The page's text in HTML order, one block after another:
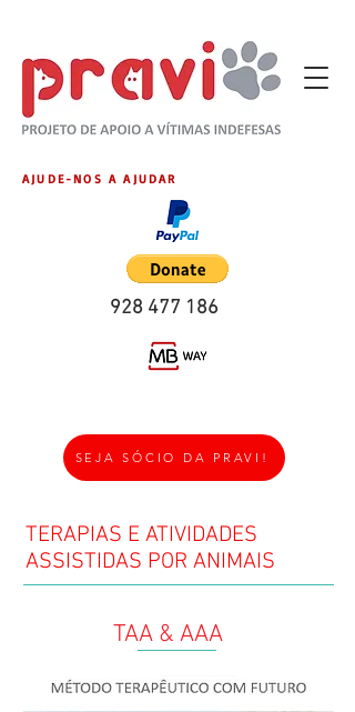
AJUDE-NOS A AJUDAR
928 477 186
SEJA SÓCIO DA PRAVI!
TERAPIAS E ATIVIDADES
ASSISTIDAS POR ANIMAIS
TAA & AAA